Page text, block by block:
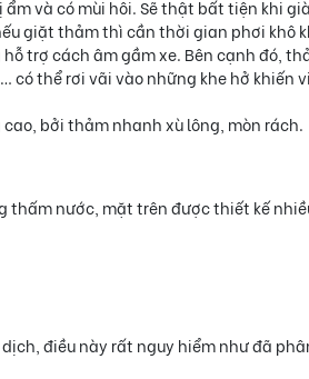
và có mùi hôi. Sẽ thật bất tiện khi
giặt thảm thì cần thời gian phơi khô
trợ cách âm gầm xe. Bên cạnh đó,
có thể rơi vãi vào những khe hở khiến
bởi thảm nhanh xù lông, mòn rách.
thấm nước, mặt trên được thiết kế
điều này rất nguy hiểm như đã